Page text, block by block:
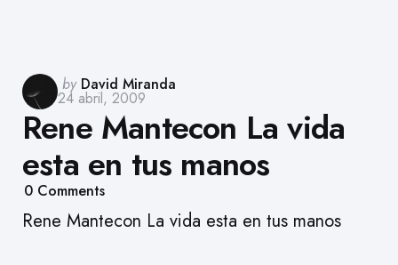
Posted
by
by David Miranda
24 abril, 2009
Rene Mantecon La vida
esta en tus manos
0 Comments
Rene Mantecon La vida esta en tus manos